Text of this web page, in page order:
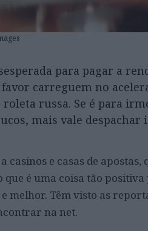
para pagar a
carreguem no
russa. Se é para
mais vale despachar
casinos e casas de apostas,
que é uma coisa tão
melhor. Têm visto as
na net.